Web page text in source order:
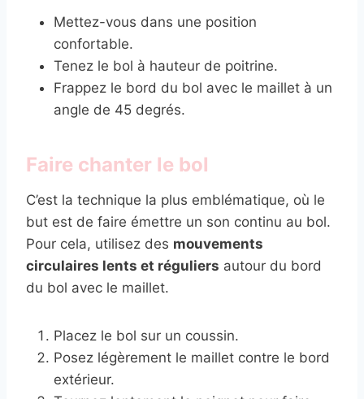
Mettez-vous dans une position
confortable.
Tenez le bol à hauteur de poitrine.
Frappez le bord du bol avec le maillet à un
angle de 45 degrés.
Faire chanter le bol
C’est la technique la plus emblématique, où le
but est de faire émettre un son continu au bol.
Pour cela, utilisez des mouvements
circulaires lents et réguliers autour du bord
du bol avec le maillet.
Placez le bol sur un coussin.
Posez légèrement le maillet contre le bord
extérieur.